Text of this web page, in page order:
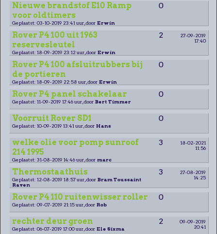
Nieuwe brandstof E10 Ramp
voor oldtimers
0
Geplaatst: 03-10-2019 23:41 uur, door Erwin
Rover P4 100 uit 1963
reservesleutel
2
27-09-2019
17:40
Geplaatst: 18-09-2019 23:12 uur, door Erwin
Rover P4 100 afsluitrubbers bij
de portieren
0
Geplaatst: 18-09-2019 22:58 uur, door Erwin
Rover P4 panel schakelaar 0
Geplaatst: 11-09-2019 17:46 uur, door Bert Timmer
Voorruit Rover SD1 0
Geplaatst: 10-09-2019 13:41 uur, door Hans
welke olie voor pomp sunroof
214 1995
3
18-02-2021
11:56
Geplaatst: 31-08-2019 14:46 uur, door marc
Thermostaathuis 3
27-08-2019
14:25
Geplaatst: 12-08-2019 18:57 uur, door Bram Toussaint
Raven
Rover P4 110 ruitenwisser roller 0
Geplaatst: 09-07-2019 21:15 uur, door Rob
rechter deur groen 2
09-09-2019
20:41
Geplaatst: 06-07-2019 17:00 uur, door Ele Sixma